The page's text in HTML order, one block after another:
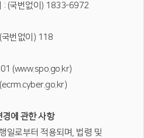
: (국번없이) 1833-6972
국번없이) 118
(www.spo.go.kr)
에 관한 사항
일로부터 적용되며, 법령 및